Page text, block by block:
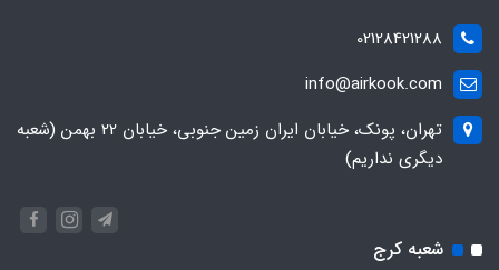
02128421288
info@airkook.com
تهران، پونک، خیابان ایران زمین جنوبی، خیابان 22 بهمن (شعبه
دیگری نداریم)
شعبه کرج